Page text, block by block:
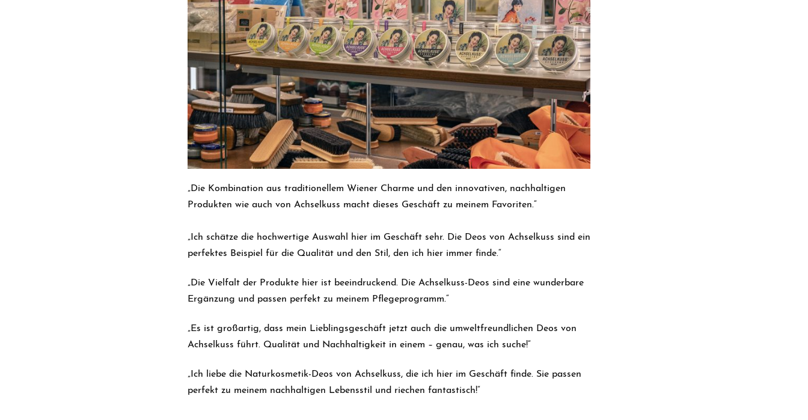
„Die Kombination aus traditionellem Wiener Charme und den innovativen, nachhaltigen
Produkten wie auch von Achselkuss macht dieses Geschäft zu meinem Favoriten.“
„Ich schätze die hochwertige Auswahl hier im Geschäft sehr. Die Deos von Achselkuss sind ein
perfektes Beispiel für die Qualität und den Stil, den ich hier immer finde.“
„Die Vielfalt der Produkte hier ist beeindruckend. Die Achselkuss-Deos sind eine wunderbare
Ergänzung und passen perfekt zu meinem Pflegeprogramm.“
„Es ist großartig, dass mein Lieblingsgeschäft jetzt auch die umweltfreundlichen Deos von
Achselkuss führt. Qualität und Nachhaltigkeit in einem – genau, was ich suche!“
„Ich liebe die Naturkosmetik-Deos von Achselkuss, die ich hier im Geschäft finde. Sie passen
perfekt zu meinem nachhaltigen Lebensstil und riechen fantastisch!“